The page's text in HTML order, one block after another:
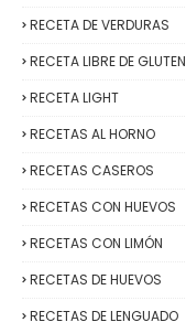
RECETA DE VERDURAS
RECETA LIBRE DE GLUTEN
RECETA LIGHT
RECETAS AL HORNO
RECETAS CASEROS
RECETAS CON HUEVOS
RECETAS CON LIMÓN
RECETAS DE HUEVOS
RECETAS DE LENGUADO